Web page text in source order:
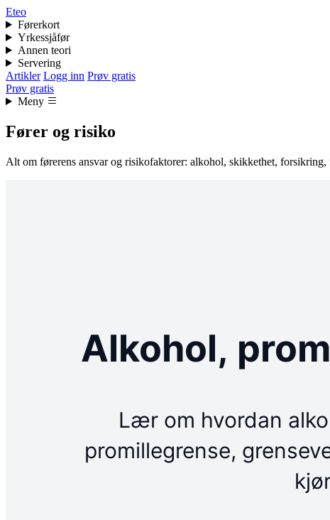
Eteo
Førerkort
Yrkessjåfør
Annen teori
Servering
Artikler Logg inn Prøv gratis
Prøv gratis
Meny
Fører og risiko
Alt om førerens ansvar og risikofaktorer: alkohol, skikkethet,